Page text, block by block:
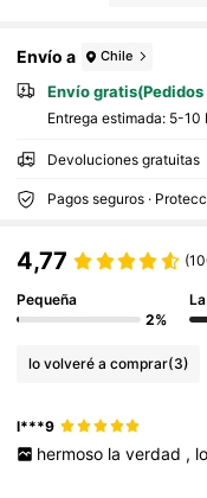
Envío a Chile
Envío
Entrega estimada: 5-10
Devoluciones gratuitas
Pagos seguros ·
4,77
Pequeña
2%
lo volveré a comprar(3)
l***9
hermoso la verdad , lo